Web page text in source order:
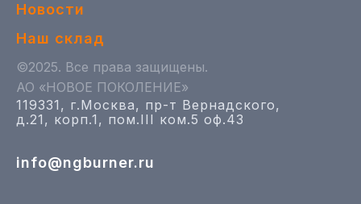
Новости
Наш склад
©2025. Все права защищены.
АО «НОВОЕ ПОКОЛЕНИЕ»
119331, г.Москва, пр-т Вернадского,
д.21, корп.1, пом.III ком.5 оф.43
info@ngburner.ru